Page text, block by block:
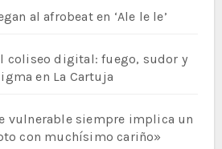
al afrobeat en ‘Ale le le’
coliseo digital: fuego, sudor y
en La Cartuja
vulnerable siempre implica un
con muchísimo cariño»